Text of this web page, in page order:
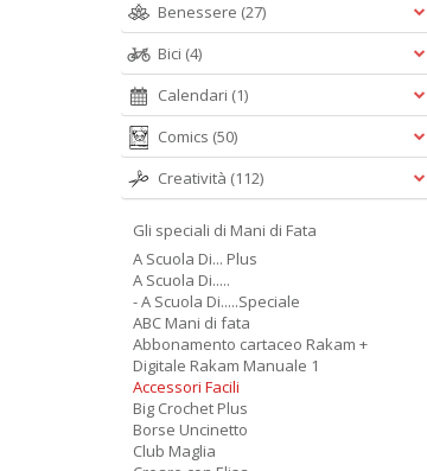
P
IU MAGLIA SPECIALE ACCESSORI N.10
E Accessori: 30
Digitale
3.00 €
TUTTO UNCINETTO SPECIALE N.12
9.90 €
Benessere (27)
Bici (4)
Calendari (1)
Comics (50)
Creatività (112)
Gli speciali di Mani di Fata
A Scuola Di... Plus
A Scuola Di.....
- A Scuola Di.....Speciale
ABC Mani di fata
Abbonamento cartaceo Rakam +
Digitale Rakam Manuale 1
Accessori Facili
Big Crochet Plus
Borse Uncinetto
Club Maglia